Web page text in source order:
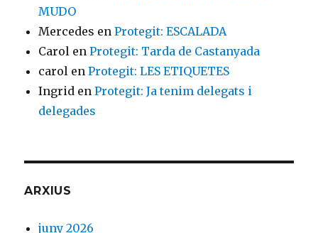
MUDO
Mercedes enProtegit: ESCALADA
Carol enProtegit: Tarda de Castanyada
carol enProtegit: LES ETIQUETES
Ingrid enProtegit: Ja tenim delegats i
delegades
ARXIUS
juny 2026